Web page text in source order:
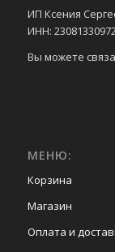
ИП Ксения
ИНН:
Вы можете
МЕНЮ:
Корзина
Магазин
Оплата и